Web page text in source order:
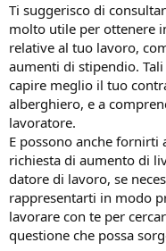
Ti suggerisco di
molto utile per ottenere
relative al tuo lavoro,
aumenti di stipendio.
capire meglio il tuo
alberghiero, e a
lavoratore.
E possono anche fornirti
richiesta di aumento di
datore di lavoro, se
rappresentarti in modo
lavorare con te per
questione che possa